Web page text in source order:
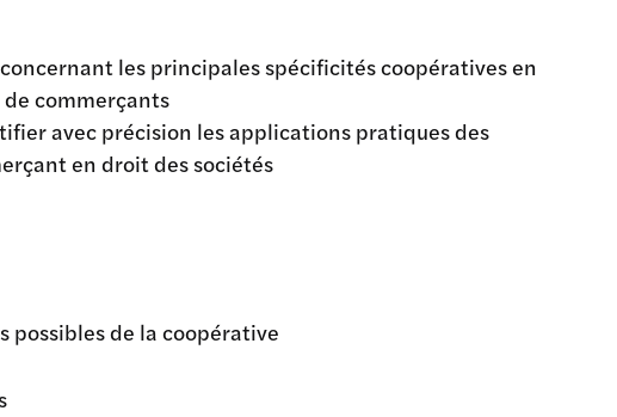
les principales spécificités coopératives en
commerçants
avec précision les applications pratiques des
en droit des sociétés
de la coopérative